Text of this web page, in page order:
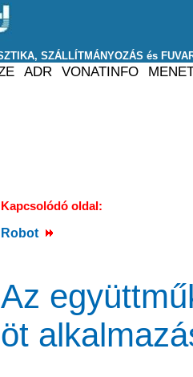
Kapcsolódó oldal:
Robot
Az
öt